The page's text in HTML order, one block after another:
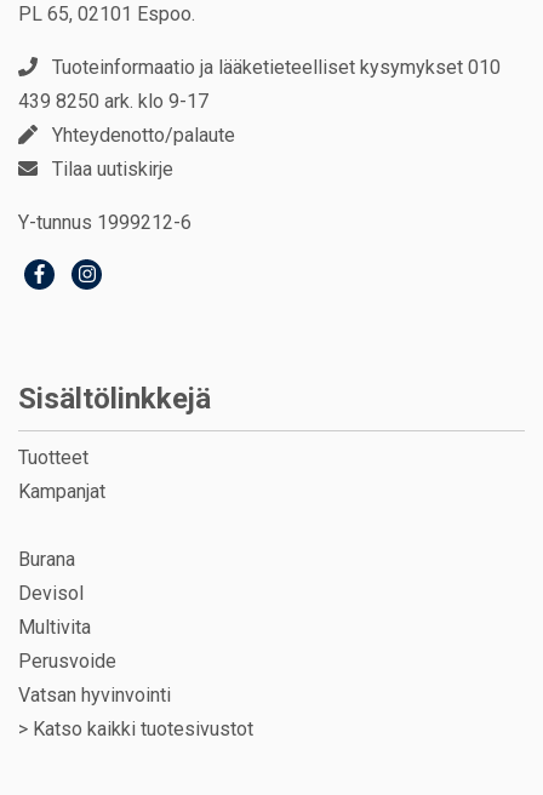
PL 65, 02101 Espoo.
Tuoteinformaatio ja lääketieteelliset kysymykset 010
439 8250 ark. klo 9-17
Yhteydenotto/palaute
Tilaa uutiskirje
Y-tunnus 1999212-6
Sisältölinkkejä
Tuotteet
Kampanjat
Burana
Devisol
Multivita
Perusvoide
Vatsan hyvinvointi
> Katso kaikki tuotesivustot